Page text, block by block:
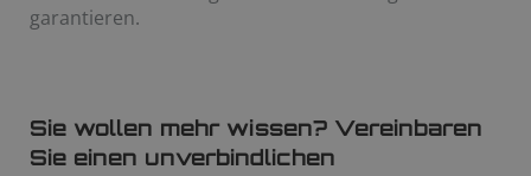
garantieren.
Sie wollen mehr wissen? Vereinbaren
Sie einen unverbindlichen